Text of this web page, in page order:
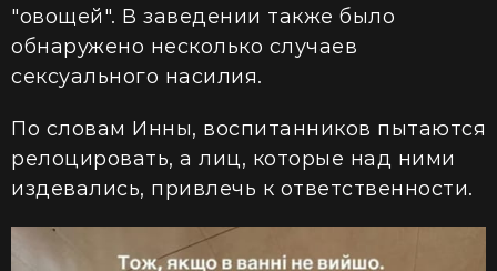
"овощей". В заведении также было
обнаружено несколько случаев
сексуального насилия.
По словам Инны, воспитанников пытаются
релоцировать, а лиц, которые над ними
издевались, привлечь к ответственности.